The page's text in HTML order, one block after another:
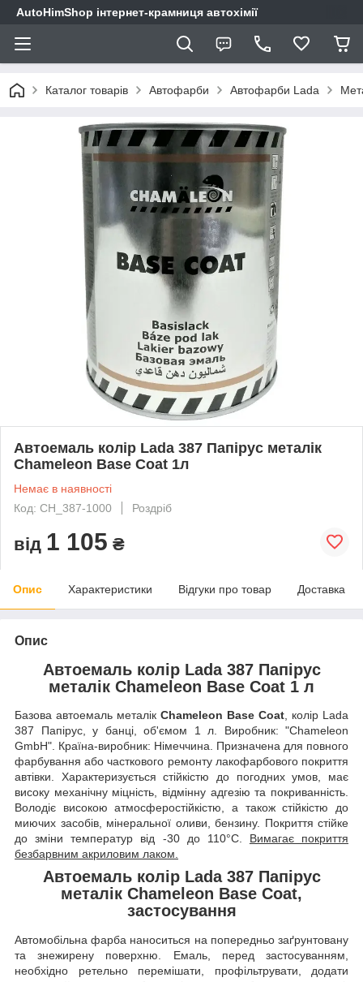
AutoHimShop інтернет-крамниця автохімії
Каталог товарів Автофарби Автофарби Lada
Автоемаль колір Lada 387 Папірус металік
Chameleon Base Coat 1л
Немає в наявності
Код: CH_387-1000
Роздріб
від 1 105 ₴
Опис Характеристики Відгуки про товар Доставка
Опис
Автоемаль колір Lada 387 Папірус
металік Chameleon Base Coat 1 л
Базова автоемаль металік Chameleon Base Coat, колір Lada
387 Папірус, у банці, об'ємом 1 л. Виробник: "Chameleon
GmbH". Країна-виробник: Німеччина. Призначена для повного
фарбування або часткового ремонту лакофарбового покриття
автівки. Характеризується стійкістю до погодних умов, має
високу механічну міцність, відмінну адгезію та покриванність.
Володіє високою атмосферостійкістю, а також стійкістю до
миючих засобів, мінеральної оливи, бензину. Покриття стійке
до зміни температур від -30 до 110°C. Вимагає покриття
безбарвним акриловим лаком.
Автоемаль колір Lada 387 Папірус
металік Chameleon Base Coat,
застосування
Автомобільна фарба наноситься на попередньо заґрунтовану
та знежирену поверхню. Емаль, перед застосуванням,
необхідно ретельно перемішати, профільтрувати, додати